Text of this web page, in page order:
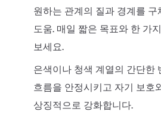
원하는 관계의 질과 경계를
도움. 매일 짧은 목표와 한 가
보세요.
은색이나 청색 계열의 간단한
흐름을 안정시키고 자기 보호
상징적으로 강화합니다.